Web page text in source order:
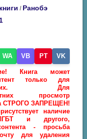
/ Ранобэ
WA VB PT VK
Книга может
только для
Для
просмотр
СТРОГО ЗАПРЕЩЕН!
наличие
и другого,
- просьба
для удаления